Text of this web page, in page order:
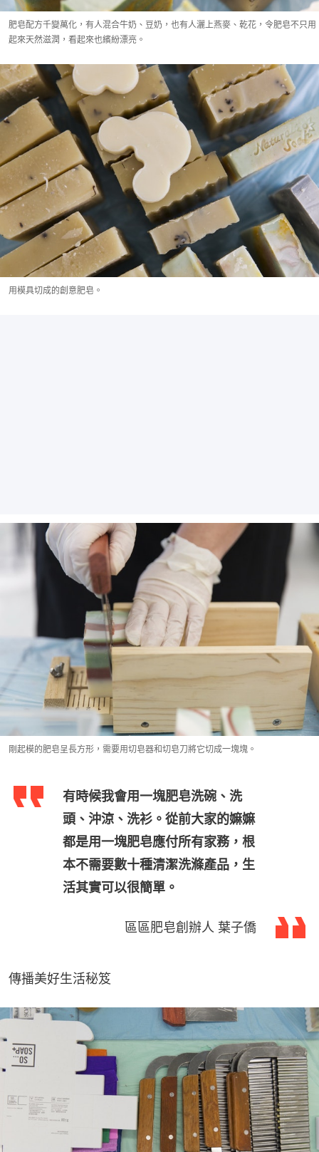
肥皂配方千變萬化，有人混合牛奶、豆奶，也有人灑上燕麥、乾花，令肥皂不只用
起來天然滋潤，看起來也繽紛漂亮。
用模具切成的創意肥皂。
剛起模的肥皂呈長方形，需要用切皂器和切皂刀將它切成一塊塊。
有時候我會用一塊肥皂洗碗、洗
頭、沖涼、洗衫。從前大家的嫲嫲
都是用一塊肥皂應付所有家務，根
本不需要數十種清潔洗滌產品，生
活其實可以很簡單。
區區肥皂創辦人 葉子僑
傳播美好生活秘笈